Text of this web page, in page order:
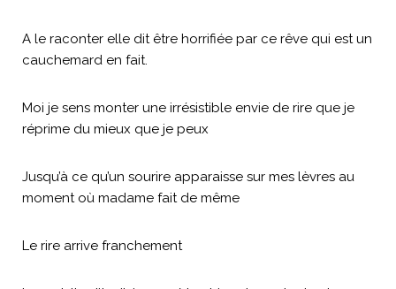
A le raconter elle dit être horrifiée par ce rêve qui est un
cauchemard en fait.
Moi je sens monter une irrésistible envie de rire que je
réprime du mieux que je peux
Jusqu’à ce qu’un sourire apparaisse sur mes lèvres au
moment où madame fait de même
Le rire arrive franchement